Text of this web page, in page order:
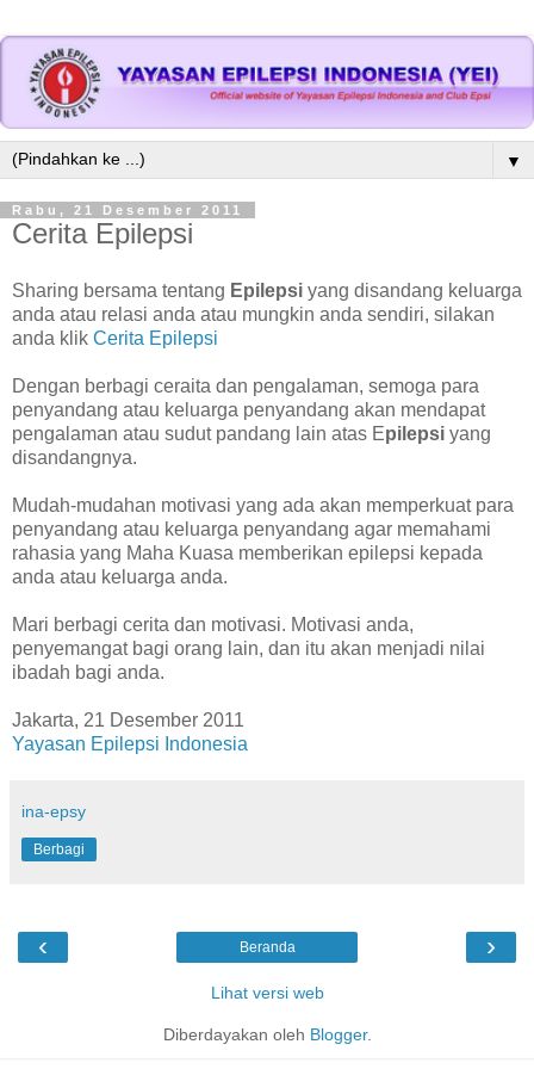
▼
Rabu, 21 Desember 2011
Cerita Epilepsi
Sharing bersama tentang Epilepsi yang disandang keluarga
anda atau relasi anda atau mungkin anda sendiri, silakan
anda klik Cerita Epilepsi
Dengan berbagi ceraita dan pengalaman, semoga para
penyandang atau keluarga penyandang akan mendapat
pengalaman atau sudut pandang lain atas Epilepsi yang
disandangnya.
Mudah-mudahan motivasi yang ada akan memperkuat para
penyandang atau keluarga penyandang agar memahami
rahasia yang Maha Kuasa memberikan epilepsi kepada
anda atau keluarga anda.
Mari berbagi cerita dan motivasi. Motivasi anda,
penyemangat bagi orang lain, dan itu akan menjadi nilai
ibadah bagi anda.
Jakarta, 21 Desember 2011
Yayasan Epilepsi Indonesia
ina-epsy
Berbagi
‹ ›
Beranda
Lihat versi web
Diberdayakan oleh Blogger.